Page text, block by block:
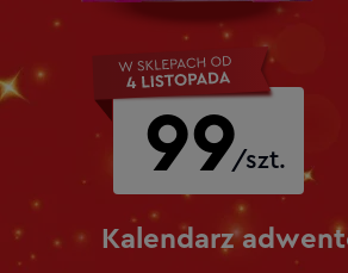
99
Kalendarz
/szt.